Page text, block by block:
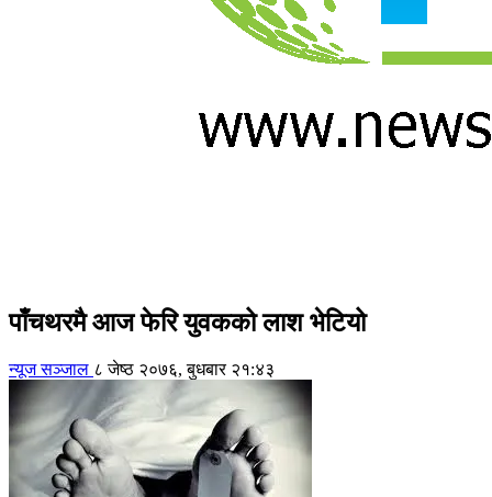
पाँचथरमै आज फेरि युवकको लाश भेटियो
न्यूज सञ्जाल ८ जेष्ठ २०७६, बुधबार २१:४३